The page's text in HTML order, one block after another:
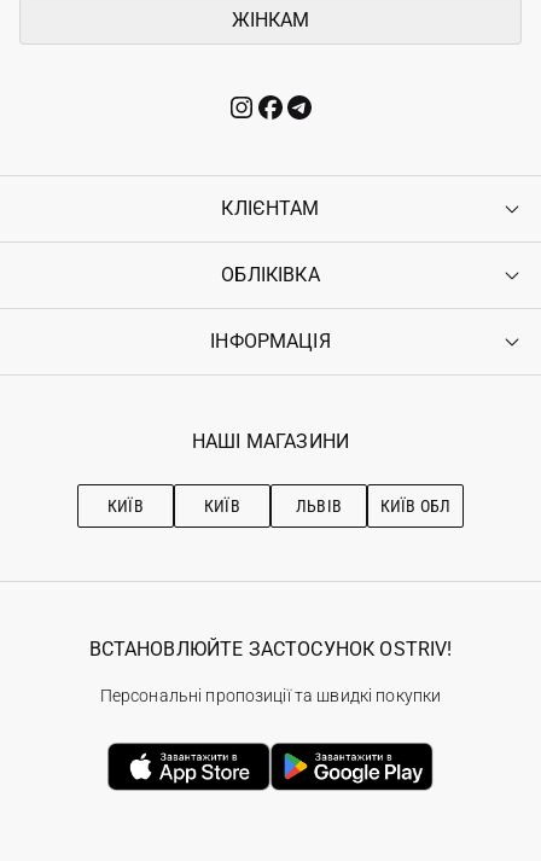
ЖІНКАМ
КЛІЄНТАМ
Контакти
Повернення
Гарантія
ОБЛІКІВКА
Увійти
Ostriv Club+
ІНФОРМАЦІЯ
Наші магазини
Рекомендації з догляду
НАШІ МАГАЗИНИ
КИЇВ КИЇВ ЛЬВІВ КИЇВ ОБЛ
ВСТАНОВЛЮЙТЕ ЗАСТОСУНОК OSTRIV!
Персональні пропозиції та швидкі покупки